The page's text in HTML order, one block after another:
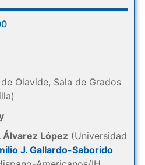
Olavide, Sala de Grados
Álvarez López(Universidad
J. Gallardo-Saborido